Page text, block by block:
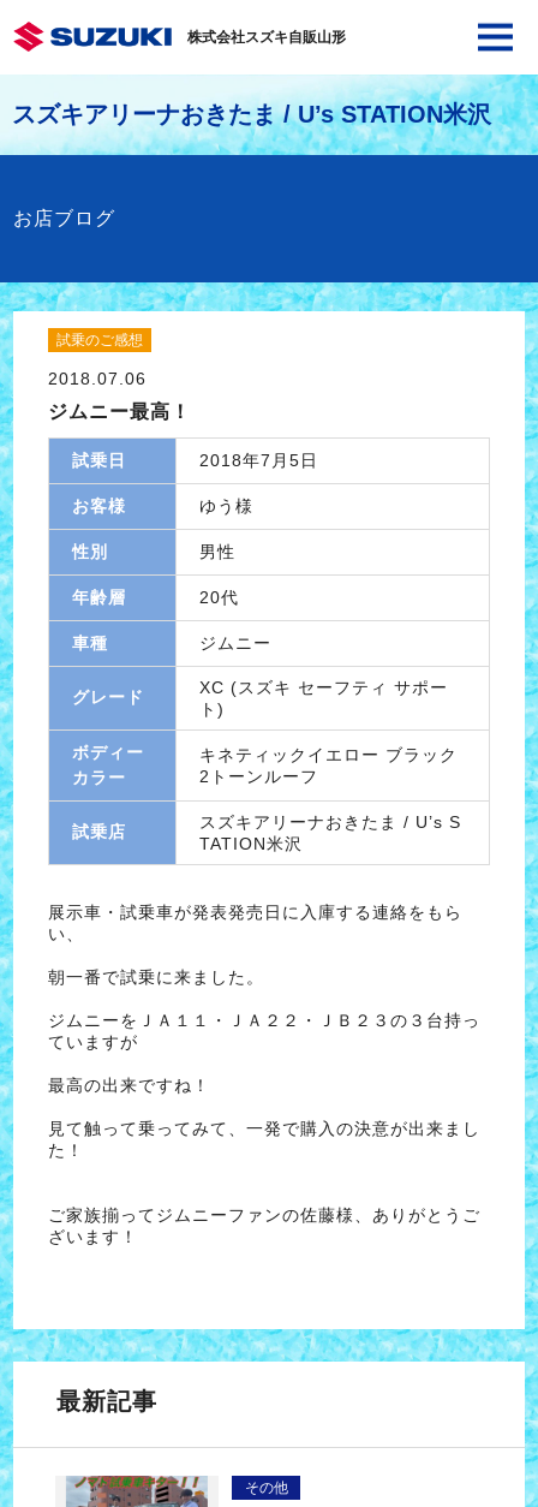
株式会社スズキ自販山形
スズキアリーナおきたま / U’s STATION米沢
お店ブログ
試乗のご感想
2018.07.06
ジムニー最高！
試乗日 2018年7月5日
お客様 ゆう様
性別 男性
年齢層 20代
車種 ジムニー
グレード
XC (スズキ セーフティ サポー
ト)
ボディー
カラー
キネティックイエロー ブラック
2トーンルーフ
試乗店
スズキアリーナおきたま / U’s S
TATION米沢
展示車・試乗車が発表発売日に入庫する連絡をもら
い、
朝一番で試乗に来ました。
ジムニーをＪＡ１１・ＪＡ２２・ＪＢ２３の３台持っ
ていますが
最高の出来ですね！
見て触って乗ってみて、一発で購入の決意が出来まし
た！
ご家族揃ってジムニーファンの佐藤様、ありがとうご
ざいます！
最新記事
その他